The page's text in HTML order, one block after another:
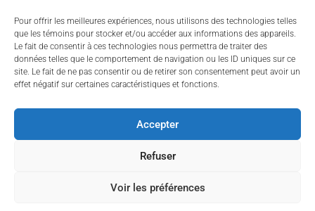
Pour offrir les meilleures expériences, nous utilisons des technologies telles
que les témoins pour stocker et/ou accéder aux informations des appareils.
Le fait de consentir à ces technologies nous permettra de traiter des
données telles que le comportement de navigation ou les ID uniques sur ce
site. Le fait de ne pas consentir ou de retirer son consentement peut avoir un
effet négatif sur certaines caractéristiques et fonctions.
Accepter
Refuser
Voir les préférences
Nouvelles